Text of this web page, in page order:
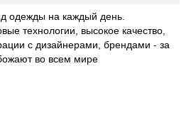
одежды на каждый день.
технологии, высокое качество,
с дизайнерами, брендами - за
во всем мире